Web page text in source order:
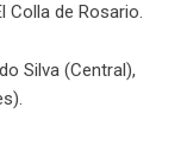
Colla de Rosario.
Silva (Central),